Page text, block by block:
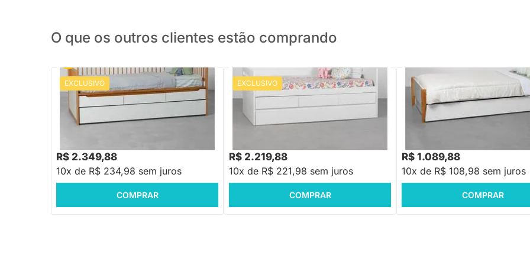
O que os outros clientes estão comprando
EXCLUSIVO PRONTA ENTREGA
Bicama Nanda 3 Gavetas com Cama
Auxiliar - Branco e Amêndoa
R$ 2.349,88
10x de R$ 234,98 sem juros
COMPRAR
EXCLUSIVO PRONTA ENTREGA
Bicama Zuka 3 Gavetas - Branco Fosco
R$ 2.219,88
10x de R$ 221,98 sem juros
COMPRAR
Bicama Solteiro Noah com Pés
Branco Fosco
R$ 1.089,88
10x de R$ 108,98 sem juros
COMPRAR